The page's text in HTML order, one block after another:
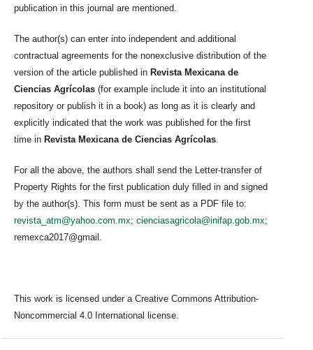
publication in this journal are mentioned.
The author(s) can enter into independent and additional
contractual agreements for the nonexclusive distribution of the
version of the article published in Revista Mexicana de
Ciencias Agrícolas (for example include it into an institutional
repository or publish it in a book) as long as it is clearly and
explicitly indicated that the work was published for the first
time in Revista Mexicana de Ciencias Agrícolas
For all the above, the authors shall send the Letter-transfer of
Property Rights for the first publication duly filled in and signed
by the author(s). This form must be sent as a PDF file to:
revista_atm@yahoo.com.mx; cienciasagricola@inifap.gob.mx;
remexca2017@gmail.
This work is licensed under a Creative Commons Attribution-
Noncommercial 4.0 International license.